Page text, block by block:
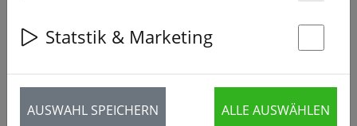
Statstik & Marketing
AUSWAHL SPEICHERN ALLE AUSWÄHLEN